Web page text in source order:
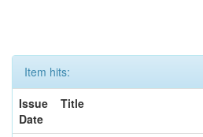
Item hits:
Issue
Date
Title